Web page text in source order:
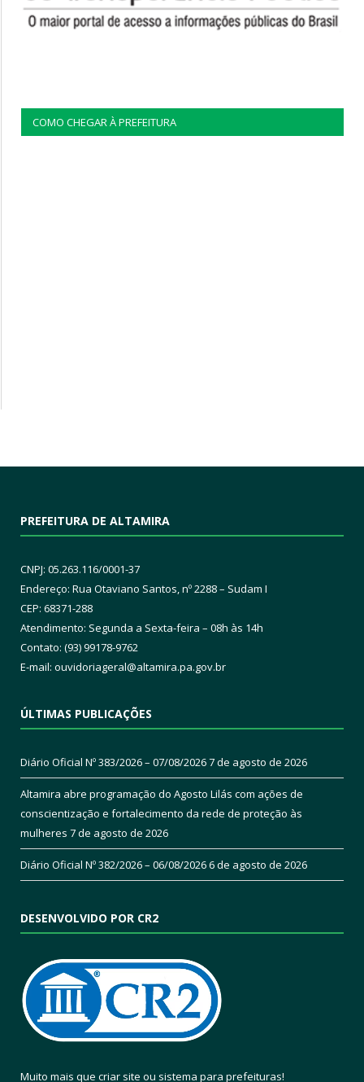
COMO CHEGAR À PREFEITURA
PREFEITURA DE ALTAMIRA
CNPJ: 05.263.116/0001-37
Endereço: Rua Otaviano Santos, nº 2288 – Sudam I
CEP: 68371-288
Atendimento: Segunda a Sexta-feira – 08h às 14h
Contato: (93) 99178-9762
E-mail: ouvidoriageral@altamira.pa.gov.br
ÚLTIMAS PUBLICAÇÕES
Diário Oficial Nº 383/2026 – 07/08/20267 de agosto de 2026
Altamira abre programação do Agosto Lilás com ações de
conscientização e fortalecimento da rede de proteção às
mulheres 7 de agosto de 2026
Diário Oficial Nº 382/2026 – 06/08/20266 de agosto de 2026
DESENVOLVIDO POR CR2
Muito mais que criar site ou sistema para prefeituras!